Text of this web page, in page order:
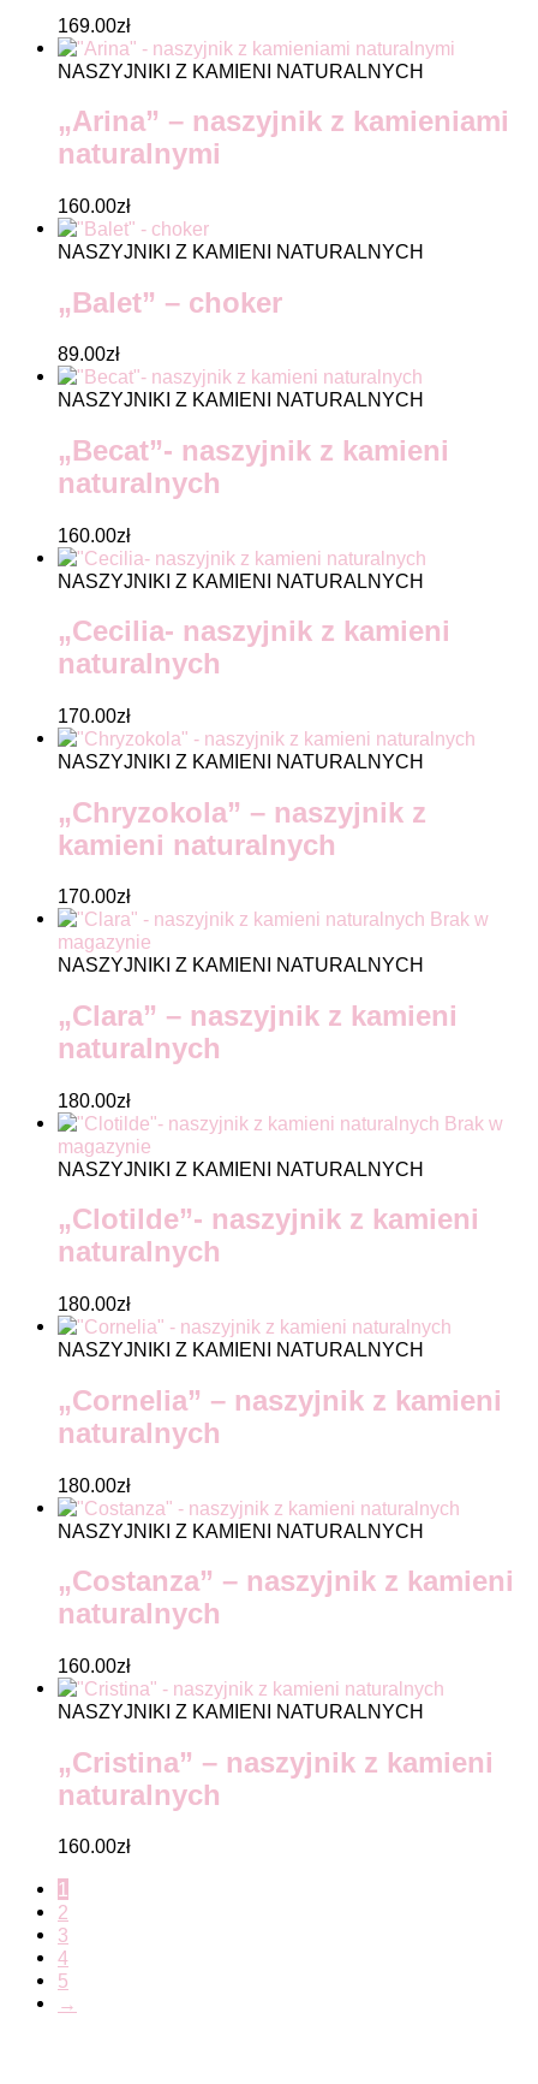
169.00zł
NASZYJNIKI Z KAMIENI NATURALNYCH
„Arina” – naszyjnik z kamieniami
naturalnymi
160.00zł
NASZYJNIKI Z KAMIENI NATURALNYCH
„Balet” – choker
89.00zł
NASZYJNIKI Z KAMIENI NATURALNYCH
„Becat”- naszyjnik z kamieni
naturalnych
160.00zł
NASZYJNIKI Z KAMIENI NATURALNYCH
„Cecilia- naszyjnik z kamieni
naturalnych
170.00zł
NASZYJNIKI Z KAMIENI NATURALNYCH
„Chryzokola” – naszyjnik z
kamieni naturalnych
170.00zł
Brak w
magazynie
NASZYJNIKI Z KAMIENI NATURALNYCH
„Clara” – naszyjnik z kamieni
naturalnych
180.00zł
Brak w
magazynie
NASZYJNIKI Z KAMIENI NATURALNYCH
„Clotilde”- naszyjnik z kamieni
naturalnych
180.00zł
NASZYJNIKI Z KAMIENI NATURALNYCH
„Cornelia” – naszyjnik z kamieni
naturalnych
180.00zł
NASZYJNIKI Z KAMIENI NATURALNYCH
„Costanza” – naszyjnik z kamieni
naturalnych
160.00zł
NASZYJNIKI Z KAMIENI NATURALNYCH
„Cristina” – naszyjnik z kamieni
naturalnych
160.00zł
1
2
3
4
5
→